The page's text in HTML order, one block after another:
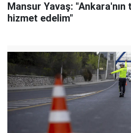
Mansur Yavaş:
hizmet edelim"